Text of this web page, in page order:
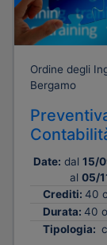
Ordine degli
Bergamo
Date: dal 15/
al05/
Crediti: 40
Durata: 40
Tipologia: